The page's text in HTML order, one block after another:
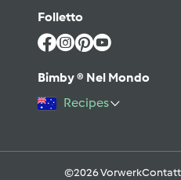
Folletto
Bimby ® Nel Mondo
Recipes
©2026 Vorwerk